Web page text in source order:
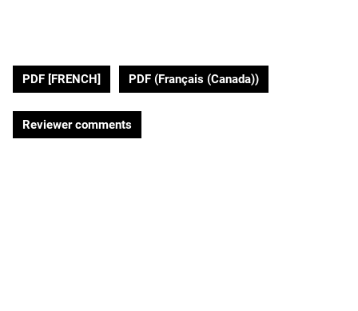
PDF [FRENCH] PDF (Français (Canada))
Reviewer comments